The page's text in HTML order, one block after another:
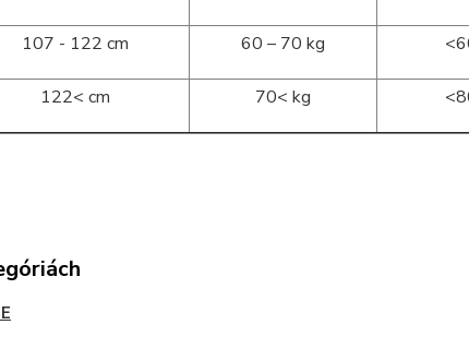
107 - 122 cm 60 – 70 kg
122< cm 70< kg